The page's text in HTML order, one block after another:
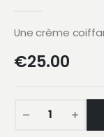
Une crème
€25.00